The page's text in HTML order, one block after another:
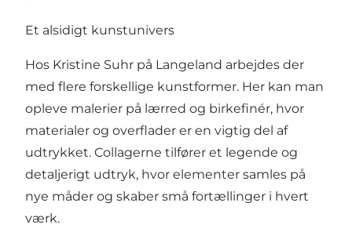
Et alsidigt kunstunivers
Hos Kristine Suhr på Langeland arbejdes der
med flere forskellige kunstformer. Her kan man
opleve malerier på lærred og birkefinér, hvor
materialer og overflader er en vigtig del af
udtrykket. Collagerne tilfører et legende og
detaljerigt udtryk, hvor elementer samles på
nye måder og skaber små fortællinger i hvert
værk.